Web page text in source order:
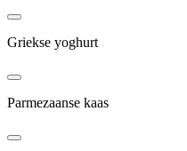
Griekse yoghurt
Parmezaanse kaas